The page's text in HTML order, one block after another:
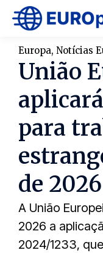
Europa, Notícias
União
para
de 2026
A União
2026 a
2024/1233,